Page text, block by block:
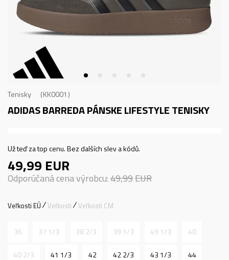
Tenisky KK0001
ADIDAS BARREDAPÁNSKE LIFESTYLE TENISKY
Už teď za top cenu. Bez dalších slev a kódů.
49,99 EUR
Odporúčaná cena výrobcu:49,99EUR
Veľkosti EÚ Veľkosti Veľkosti CM
36 37 1/3 38 2/3 39 1/3 49 1/3 40
40 2/3 41 1/3 42 42 2/3 43 1/3 44